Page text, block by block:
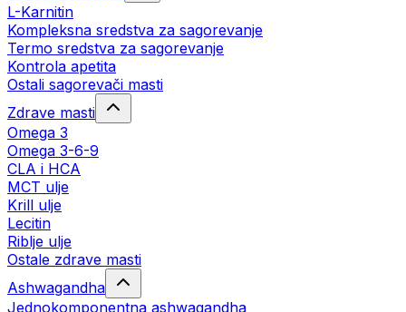
L-Karnitin
Kompleksna sredstva za sagorevanje
Termo sredstva za sagorevanje
Kontrola apetita
Ostali sagorevači masti
Zdrave masti
Omega 3
Omega 3-6-9
CLA i HCA
MCT ulje
Krill ulje
Lecitin
Riblje ulje
Ostale zdrave masti
Ashwagandha
Jednokomponentna ashwagandha